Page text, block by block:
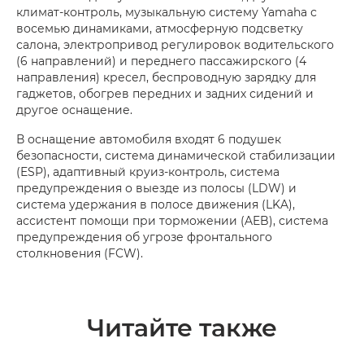
климат-контроль, музыкальную систему Yamaha с
восемью динамиками, атмосферную подсветку
салона, электропривод регулировок водительского
(6 направлений) и переднего пассажирского (4
направления) кресел, беспроводную зарядку для
гаджетов, обогрев передних и задних сидений и
другое оснащение.
В оснащение автомобиля входят 6 подушек
безопасности, система динамической стабилизации
(ESP), адаптивный круиз-контроль, система
предупреждения о выезде из полосы (LDW) и
система удержания в полосе движения (LKA),
ассистент помощи при торможении (AEB), система
предупреждения об угрозе фронтального
столкновения (FCW).
Читайте также